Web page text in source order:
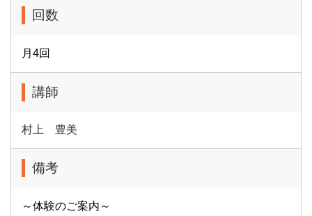
回数
月4回
講師
村上 豊美
備考
～体験のご案内～